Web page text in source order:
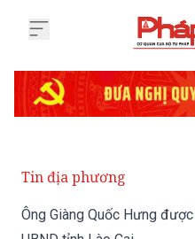
Ông Giàng Quốc Hưng